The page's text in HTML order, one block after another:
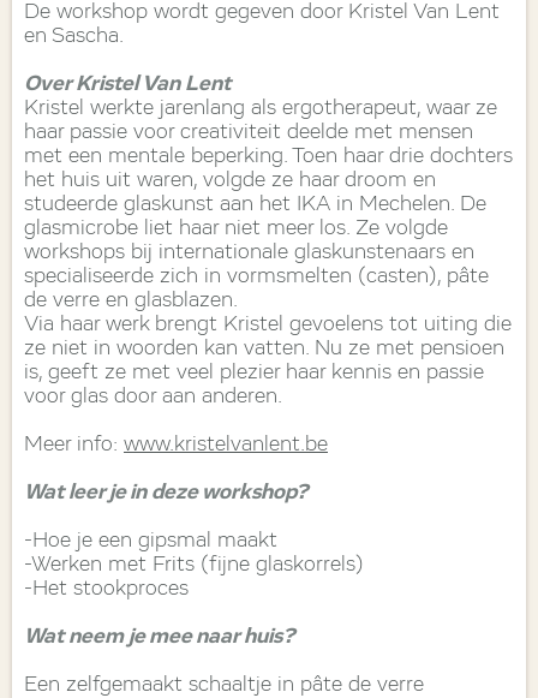
De workshop wordt gegeven door Kristel Van Lent
en Sascha.
Over Kristel Van Lent
Kristel werkte jarenlang als ergotherapeut, waar ze
haar passie voor creativiteit deelde met mensen
met een mentale beperking. Toen haar drie dochters
het huis uit waren, volgde ze haar droom en
studeerde glaskunst aan het IKA in Mechelen. De
glasmicrobe liet haar niet meer los. Ze volgde
workshops bij internationale glaskunstenaars en
specialiseerde zich in vormsmelten (casten), pâte
de verre en glasblazen.
Via haar werk brengt Kristel gevoelens tot uiting die
ze niet in woorden kan vatten. Nu ze met pensioen
is, geeft ze met veel plezier haar kennis en passie
voor glas door aan anderen.
Meer info: www.kristelvanlent.be
Wat leer je in deze workshop?
-Hoe je een gipsmal maakt
-Werken met Frits (fijne glaskorrels)
-Het stookproces
Wat neem je mee naar huis?
Een zelfgemaakt schaaltje in pâte de verre